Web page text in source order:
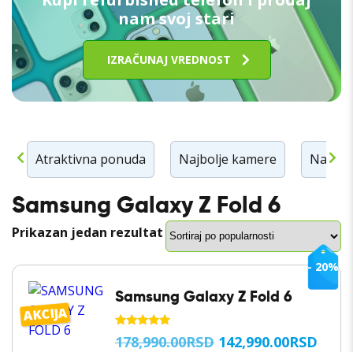
nam svoj stari
IZRAČUNAJ VREDNOST
Atraktivna ponuda Najbolje kamere
Samsung Galaxy Z Fold 6
Prikazan jedan rezultat
AKCIJA
- 20%
Samsung Galaxy Z Fold 6
OCENJENO
SA
178,990.00RSD ORIGINALNA
142,990.00RSD